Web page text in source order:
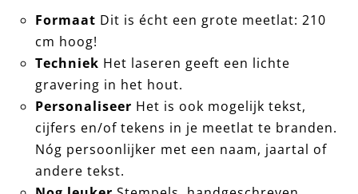
Formaat Dit is écht een grote meetlat: 210
cm hoog!
Techniek Het laseren geeft een lichte
gravering in het hout.
Personaliseer Het is ook mogelijk tekst,
cijfers en/of tekens in je meetlat te branden.
Nóg persoonlijker met een naam, jaartal of
andere tekst.